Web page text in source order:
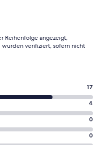
Reihenfolge angezeigt,
verifiziert, sofern nicht
17
4
0
0